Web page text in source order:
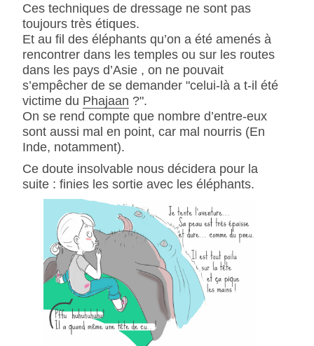
Ces techniques de dressage ne sont pas
toujours très étiques.
Et au fil des éléphants qu’on a été amenés à
rencontrer dans les temples ou sur les routes
dans les pays d’Asie , on ne pouvait
s’empêcher de se demander "celui-là a t-il été
victime du Phajaan ?".
On se rend compte que nombre d’entre-eux
sont aussi mal en point, car mal nourris (En
Inde, notamment).
Ce doute insolvable nous décidera pour la
suite : finies les sortie avec les éléphants.